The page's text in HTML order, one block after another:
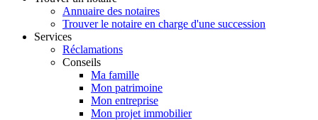
Annuaire des notaires
Trouver le notaire en charge d'une succession
Services
Réclamations
Conseils
Ma famille
Mon patrimoine
Mon entreprise
Mon projet immobilier